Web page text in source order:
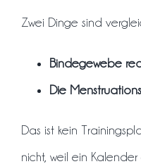
Zwei Dinge sind
Bindegewebe
Die
Das ist kein
nicht, weil ein